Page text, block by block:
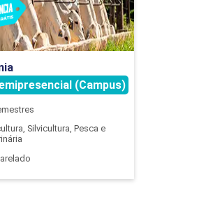
(Campus)
Silvicultura, Pesca e
Ir para Inscrição